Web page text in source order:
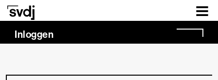
Naar hoofdinhoud
Inloggen